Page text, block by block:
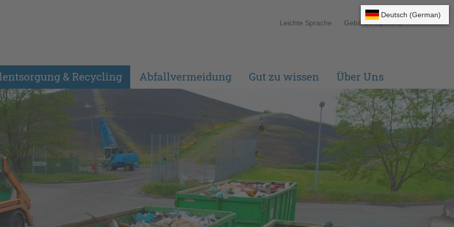
Leichte Sprache Gebärdensprache
& Recycling Abfallvermeidung Gut zu wissen Über Uns